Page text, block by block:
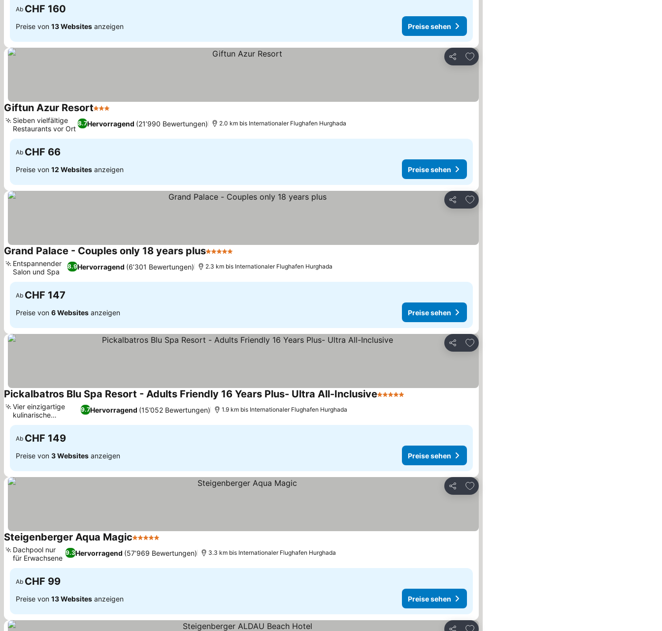
Ab CHF 160
Preise von 13 Websites anzeigen Preise sehen
Teilen
Zu Favoriten hinzufügen
Giftun Azur Resort3 Sterne
8.7Hervorragend (21’990 Bewertungen)
Sieben vielfältige
Restaurants vor Ort
2.0 km bis Internationaler Flughafen Hurghada
Ab CHF 66
Preise von 12 Websites anzeigen Preise sehen
Teilen
Zu Favoriten hinzufügen
Grand Palace - Couples only 18 years plus5 Sterne
8.9Hervorragend (6’301 Bewertungen)
Entspannender
Salon und Spa
2.3 km bis Internationaler Flughafen Hurghada
Ab CHF 147
Preise von 6 Websites anzeigen Preise sehen
Teilen
Zu Favoriten hinzufügen
Pickalbatros Blu Spa Resort - Adults Friendly 16 Years Plus- Ultra All-Inclusive5 Sterne
9.7Hervorragend (15’052 Bewertungen)
Vier einzigartige
kulinarische
Erlebnisse
1.9 km bis Internationaler Flughafen Hurghada
Ab CHF 149
Preise von 3 Websites anzeigen Preise sehen
Teilen
Zu Favoriten hinzufügen
Steigenberger Aqua Magic5 Sterne
9.3Hervorragend (57’969 Bewertungen)
Dachpool nur
für Erwachsene
3.3 km bis Internationaler Flughafen Hurghada
Ab CHF 99
Preise von 13 Websites anzeigen Preise sehen
Zu Favoriten hinzufügen